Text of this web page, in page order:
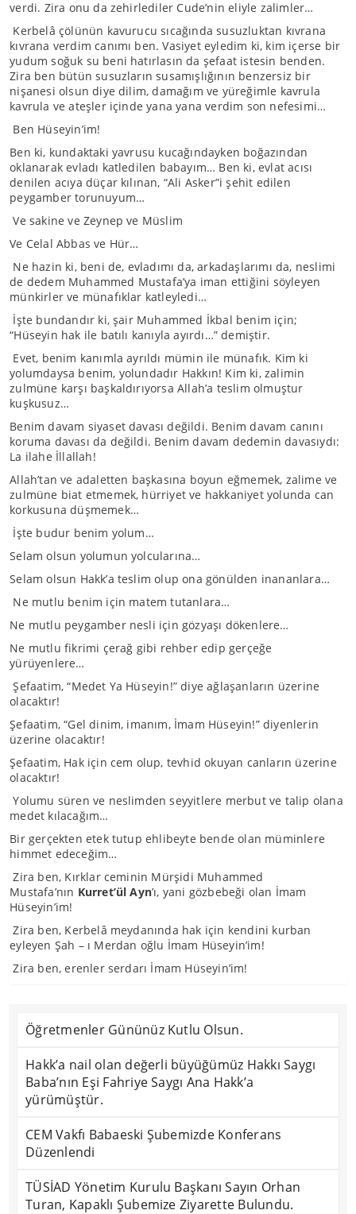
verdi. Zira onu da zehirlediler Cude’nin eliyle zalimler…
Kerbelâ çölünün kavurucu sıcağında susuzluktan kıvrana
kıvrana verdim canımı ben. Vasiyet eyledim ki, kim içerse bir
yudum soğuk su beni hatırlasın da şefaat istesin benden.
Zira ben bütün susuzların susamışlığının benzersiz bir
nişanesi olsun diye dilim, damağım ve yüreğimle kavrula
kavrula ve ateşler içinde yana yana verdim son nefesimi…
Ben Hüseyin’im!
Ben ki, kundaktaki yavrusu kucağındayken boğazından
oklanarak evladı katledilen babayım… Ben ki, evlat acısı
denilen acıya düçar kılınan, “Ali Asker”i şehit edilen
peygamber torunuyum…
Ve sakine ve Zeynep ve Müslim
Ve Celal Abbas ve Hür…
Ne hazin ki, beni de, evladımı da, arkadaşlarımı da, neslimi
de dedem Muhammed Mustafa’ya iman ettiğini söyleyen
münkirler ve münafıklar katleyledi…
İşte bundandır ki, şair Muhammed İkbal benim için;
“Hüseyin hak ile batılı kanıyla ayırdı…” demiştir.
Evet, benim kanımla ayrıldı mümin ile münafık. Kim ki
yolumdaysa benim, yolundadır Hakkın! Kim ki, zalimin
zulmüne karşı başkaldırıyorsa Allah’a teslim olmuştur
kuşkusuz…
Benim davam siyaset davası değildi. Benim davam canını
koruma davası da değildi. Benim davam dedemin davasıydı:
La ilahe İllallah!
Allah’tan ve adaletten başkasına boyun eğmemek, zalime ve
zulmüne biat etmemek, hürriyet ve hakkaniyet yolunda can
korkusuna düşmemek…
İşte budur benim yolum…
Selam olsun yolumun yolcularına…
Selam olsun Hakk’a teslim olup ona gönülden inananlara…
Ne mutlu benim için matem tutanlara…
Ne mutlu peygamber nesli için gözyaşı dökenlere…
Ne mutlu fikrimi çerağ gibi rehber edip gerçeğe
yürüyenlere…
Şefaatim, “Medet Ya Hüseyin!” diye ağlaşanların üzerine
olacaktır!
Şefaatim, “Gel dinim, imanım, İmam Hüseyin!” diyenlerin
üzerine olacaktır!
Şefaatim, Hak için cem olup, tevhid okuyan canların üzerine
olacaktır!
Yolumu süren ve neslimden seyyitlere merbut ve talip olana
medet kılacağım…
Bir gerçekten etek tutup ehlibeyte bende olan müminlere
himmet edeceğim…
Zira ben, Kırklar ceminin Mürşidi Muhammed
Mustafa’nın Kurret’ül Ayn’ı, yani gözbebeği olan İmam
Hüseyin’im!
Zira ben, Kerbelâ meydanında hak için kendini kurban
eyleyen Şah – ı Merdan oğlu İmam Hüseyin’im!
Zira ben, erenler serdarı İmam Hüseyin’im!
Öğretmenler Gününüz Kutlu Olsun.
Hakk’a nail olan değerli büyüğümüz Hakkı Saygı
Baba’nın Eşi Fahriye Saygı Ana Hakk’a
yürümüştür.
CEM Vakfı Babaeski Şubemizde Konferans
Düzenlendi
TÜSİAD Yönetim Kurulu Başkanı Sayın Orhan
Turan, Kapaklı Şubemize Ziyarette Bulundu.